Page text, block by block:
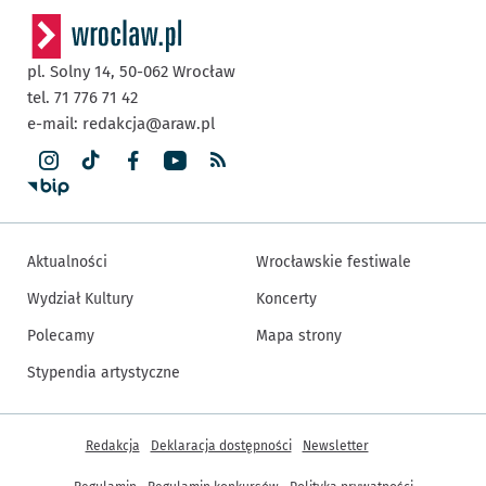
pl. Solny 14, 50-062 Wrocław
tel. 71 776 71 42
e-mail: redakcja@araw.pl
Aktualności
Wydział Kultury
Polecamy
Stypendia artystyczne
Wrocławskie festiwale
Koncerty
Mapa strony
Inne informacje
Redakcja Deklaracja dostępności Newsletter